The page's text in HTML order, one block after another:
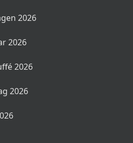
2026
2026
2026
2026